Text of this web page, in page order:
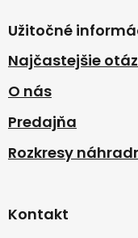
Užitočné
Najčastejšie
O nás
Predajňa
Rozkresy
Kontakt